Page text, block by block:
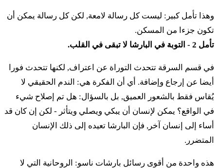
כח
זֹאת עֲבֹדַת מִשְׁפְּחֹת בְּנֵי הַגֵּרְשֻׁנִּי בְּאֹהֶל מוֹעֵד
וּמִשְׁמַרְתָּם בְּיַד אִיתָמָר בֶּן אַהֲרֹן הַכֹּהֵן׃
٢٨ زوت عَبودَت مِشْبّْحوت بْنيه هَجِّرْشونّي بْأوهِل موعيد
أومِشْمَرْتّام بْيَد إيتامار بِّن أَهَرون هَكّوهين
בְּנֵי מְרָרִי לְמִשְׁפְּחֹתָם לְבֵית אֲבֹתָם תִּפְקֹד
אֹתָם׃
وهذا تأمل كبير: ليست كل رسالة لامعة, لكن كل رسالة يمكن أن
تكون جزءا من المسكن.
تأمل 2 - التوبة في البارشا لا تبقى في القلب.
في قسم السرقة تتحدث التوراة عن اعتراف, لكنها تتحدث فورا
أيضا عن إرجاع وإضافة. أي أن الفكرة هي: الندم الحقيقي لا
يُقاس فقط بالشعور العميق, بل بالسؤال: هل تم إصلاح شيء
في الواقع؟ يمكن لإنسان أن يبكي ويصلي ويتأثر - لكن إن كان قد
أساء إلى إنسان آخر, فإن البارشا تعيده إلى ذلك الإنسان
المتضرر.
هذه واحدة من أقوى رسائل بارشات ناسو: الروحانية التي لا